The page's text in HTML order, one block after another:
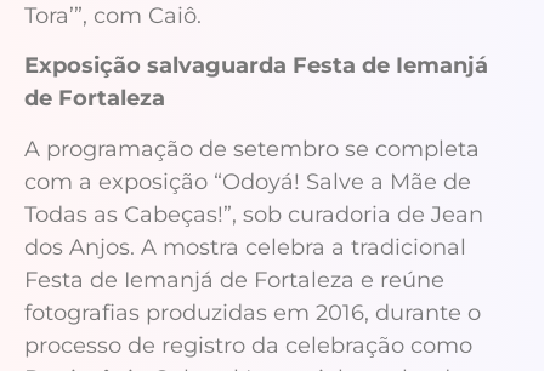
Tora’”, com Caiô.
Exposição salvaguarda Festa de Iemanjá
de Fortaleza
A programação de setembro se completa
com a exposição “Odoyá! Salve a Mãe de
Todas as Cabeças!”, sob curadoria de Jean
dos Anjos. A mostra celebra a tradicional
Festa de Iemanjá de Fortaleza e reúne
fotografias produzidas em 2016, durante o
processo de registro da celebração como